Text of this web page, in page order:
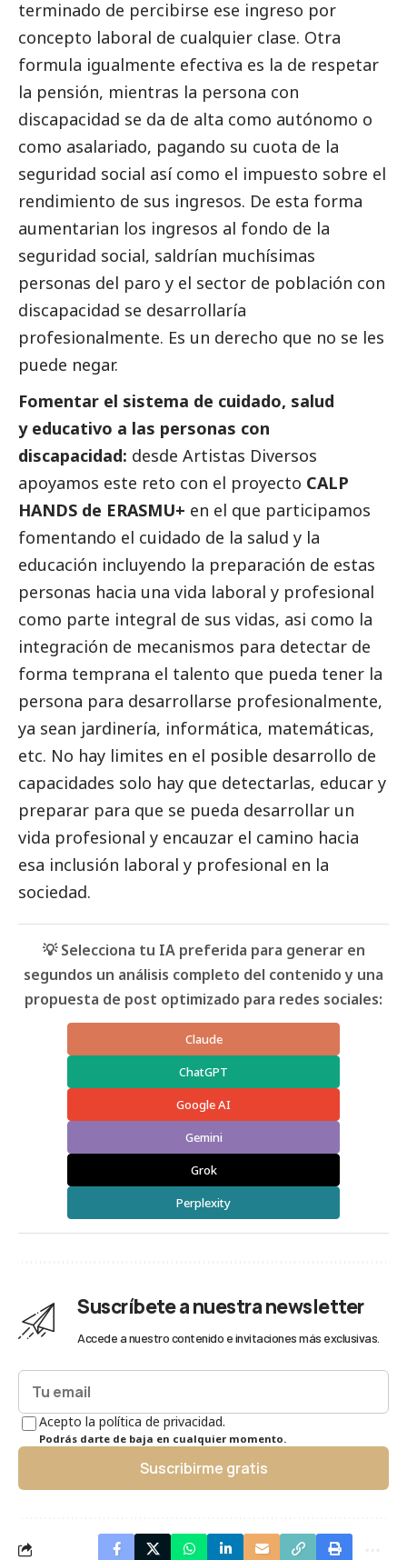
terminado de percibirse ese ingreso por
concepto laboral de cualquier clase. Otra
formula igualmente efectiva es la de respetar
la pensión, mientras la persona con
discapacidad se da de alta como autónomo o
como asalariado, pagando su cuota de la
seguridad social así como el impuesto sobre el
rendimiento de sus ingresos. De esta forma
aumentarian los ingresos al fondo de la
seguridad social, saldrían muchísimas
personas del paro y el sector de población con
discapacidad se desarrollaría
profesionalmente. Es un derecho que no se les
puede negar.
Fomentar el sistema de cuidado, salud
y educativo a las personas con
discapacidad: desde Artistas Diversos
apoyamos este reto con el proyecto CALP
HANDS de ERASMU+ en el que participamos
fomentando el cuidado de la salud y la
educación incluyendo la preparación de estas
personas hacia una vida laboral y profesional
como parte integral de sus vidas, asi como la
integración de mecanismos para detectar de
forma temprana el talento que pueda tener la
persona para desarrollarse profesionalmente,
ya sean jardinería, informática, matemáticas,
etc. No hay limites en el posible desarrollo de
capacidades solo hay que detectarlas, educar y
preparar para que se pueda desarrollar un
vida profesional y encauzar el camino hacia
esa inclusión laboral y profesional en la
sociedad.
💡 Selecciona tu IA preferida para generar en
segundos un análisis completo del contenido y una
propuesta de post optimizado para redes sociales:
Claude
ChatGPT
Google AI
Gemini
Grok
Perplexity
Suscríbete a nuestra newsletter
Accede a nuestro contenido e invitaciones más exclusivas.
Acepto la política de privacidad.
Podrás darte de baja en cualquier momento.
Suscribirme gratis